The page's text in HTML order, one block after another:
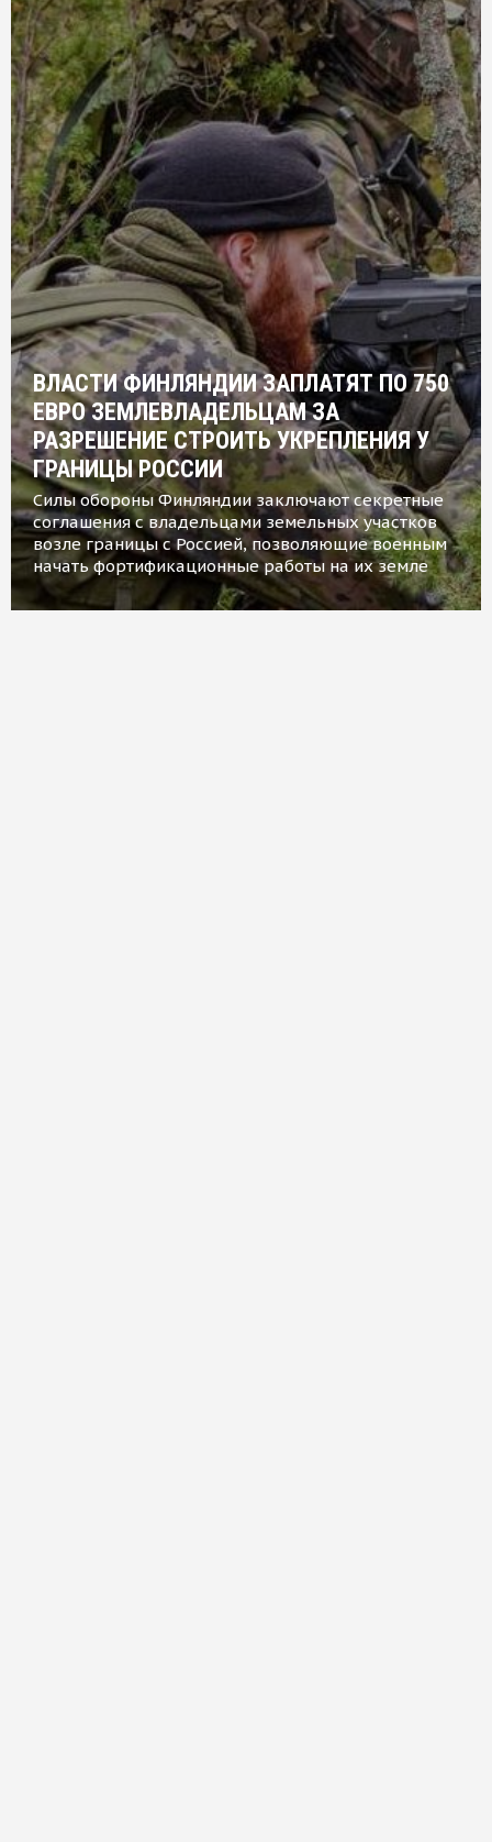
ВЛАСТИ ФИНЛЯНДИИ ЗАПЛАТЯТ ПО 750
ЕВРО ЗЕМЛЕВЛАДЕЛЬЦАМ ЗА
РАЗРЕШЕНИЕ СТРОИТЬ УКРЕПЛЕНИЯ У
ГРАНИЦЫ РОССИИ
Силы обороны Финляндии заключают секретные
соглашения с владельцами земельных участков
возле границы с Россией, позволяющие военным
начать фортификационные работы на их земле